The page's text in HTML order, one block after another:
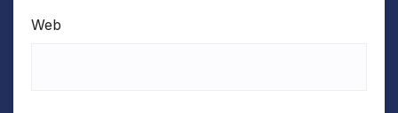
Web